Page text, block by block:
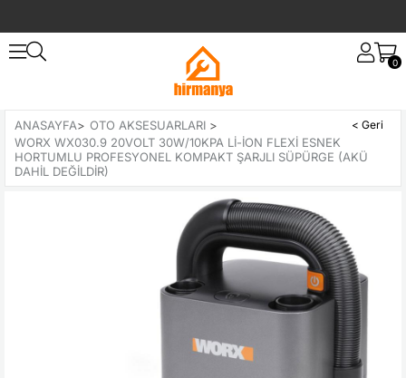
0
ANASAYFA> OTO AKSESUARLARI >
WORX WX030.9 20VOLT 30W/10KPA LI-ION FLEXI ESNEK
HORTUMLU PROFESYONEL KOMPAKT ŞARJLI SÜPÜRGE (AKÜ
DAHIL DEĞILDIR)